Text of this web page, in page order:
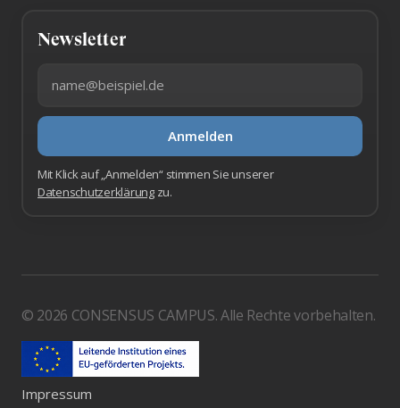
Newsletter
Anmelden
Mit Klick auf „Anmelden“ stimmen Sie unserer
Datenschutzerklärungzu.
© 2026 CONSENSUS CAMPUS. Alle Rechte vorbehalten.
Impressum